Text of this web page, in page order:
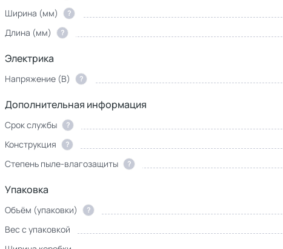
Ширина (мм)
?
Длина (мм)
?
Электрика
Напряжение (В) ?
Дополнительная информация
Срок службы ?
Конструкция
?
Степень пыле-влагозащиты
?
Упаковка
Объём (упаковки) ?
Вес с упаковкой